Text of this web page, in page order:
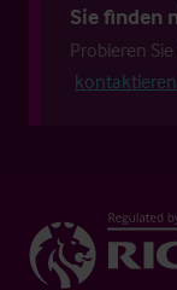
Sie finden
Probieren